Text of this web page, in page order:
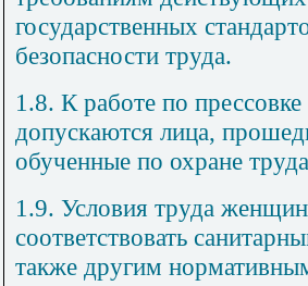
государственных
безопасности труда.
1.8. К работе по
допускаются лица,
обученные по охране
1.9. Условия труда
соответствовать
также другим